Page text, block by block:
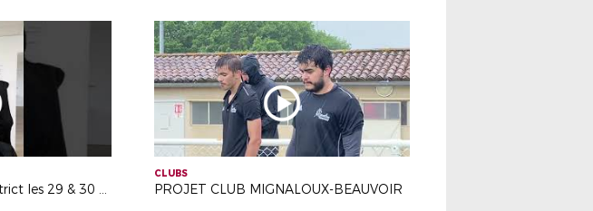
Formation CFF4 au District les 29 & 30 novembre : projet associatif
CLUBS
PROJET CLUB MIGNALOUX-BEAUVOIR